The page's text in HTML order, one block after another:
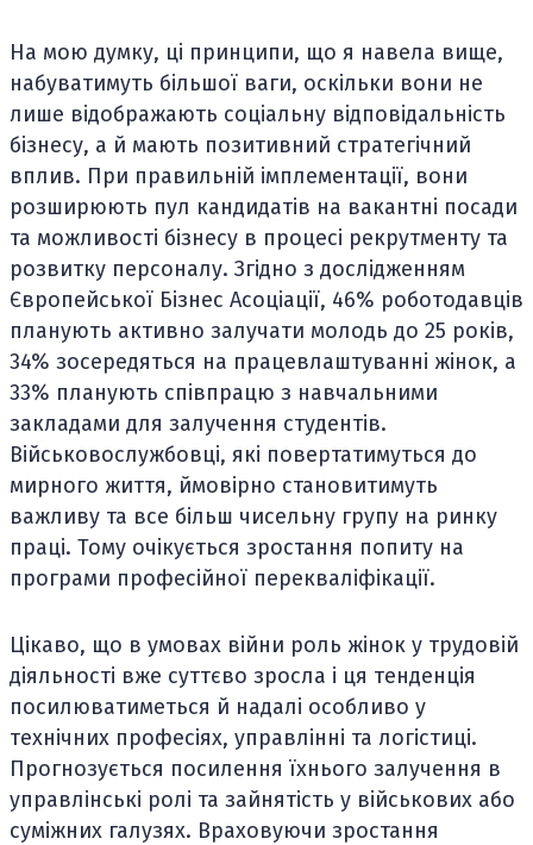
На мою думку, ці принципи, що я навела вище,
набуватимуть більшої ваги, оскільки вони не
лише відображають соціальну відповідальність
бізнесу, а й мають позитивний стратегічний
вплив. При правильній імплементації, вони
розширюють пул кандидатів на вакантні посади
та можливості бізнесу в процесі рекрутменту та
розвитку персоналу. Згідно з дослідженням
Європейської Бізнес Асоціації, 46% роботодавців
планують активно залучати молодь до 25 років,
34% зосередяться на працевлаштуванні жінок, а
33% планують співпрацю з навчальними
закладами для залучення студентів.
Військовослужбовці, які повертатимуться до
мирного життя, ймовірно становитимуть
важливу та все більш чисельну групу на ринку
праці. Тому очікується зростання попиту на
програми професійної перекваліфікації.
Цікаво, що в умовах війни роль жінок у трудовій
діяльності вже суттєво зросла і ця тенденція
посилюватиметься й надалі особливо у
технічних професіях, управлінні та логістиці.
Прогнозується посилення їхнього залучення в
управлінські ролі та зайнятість у військових або
суміжних галузях. Враховуючи зростання